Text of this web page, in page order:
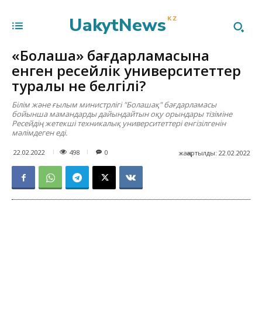
UakytNews KZ
«Болашақ» бағдарламасына
енген ресейлік университеттер
туралы не белгілі?
Білім және ғылым министрлігі "Болашақ" бағдарламасы
бойынша мамандарды дайындайтын оқу орындары тізіміне
Ресейдің жетекші техникалық университеттері енгізілгенін
мәлімдеген еді.
22.02.2022 498 жаңартылды: 22.02.2022
0